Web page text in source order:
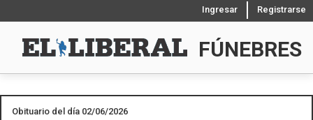
Ingresar Registrarse
FÚNEBRES
Obituario del día 02/06/2026